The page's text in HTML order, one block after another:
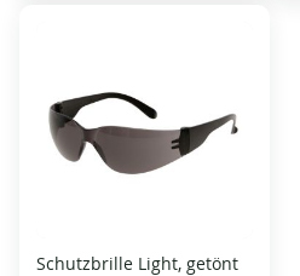
Schutzbrille Light, getönt